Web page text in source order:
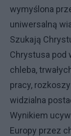
wymyślona
uniwersalną
Szukają
Chrystusa pod
chleba,
pracy,
widzialna
Wynikiem
Europy przez